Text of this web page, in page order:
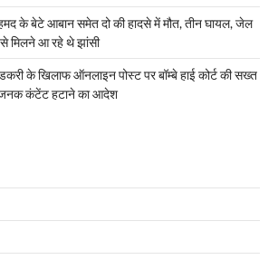
के बेटे आबान समेत दो की हादसे में मौत, तीन घायल, जेल
मिलने आ रहे थे झांसी
के खिलाफ ऑनलाइन पोस्ट पर बॉम्बे हाई कोर्ट की सख्त
कंटेंट हटाने का आदेश